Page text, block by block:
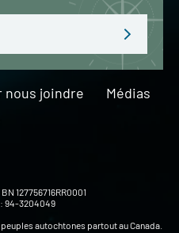
nous joindre
Médias
127756716RR0001
: 94-3204049
autochtones partout au Canada.